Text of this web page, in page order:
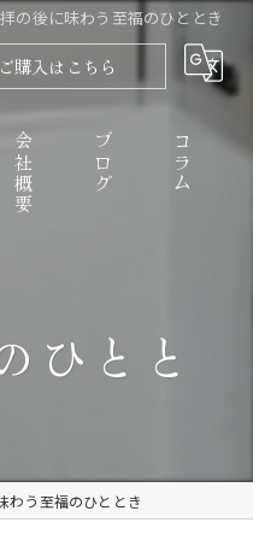
の後に味わう至福のひととき
ご購入はこちら
まとうふ
会社概要 ブログ コラム
ひとと
わう至福のひととき